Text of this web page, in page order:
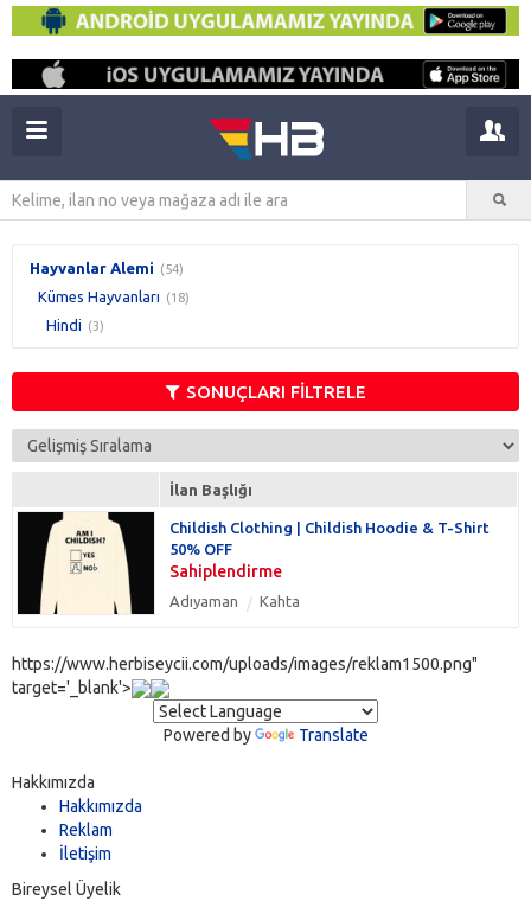
Hayvanlar Alemi (54)
Kümes Hayvanları (18)
Hindi (3)
SONUÇLARI FİLTRELE
İlan Başlığı
Childish Clothing | Childish Hoodie & T-Shirt
50% OFF
Sahiplendirme
Adıyaman Kahta
https://www.herbiseycii.com/uploads/images/reklam1500.png"
target='_blank'>
Powered by Translate
Hakkımızda
Hakkımızda
Reklam
İletişim
Bireysel Üyelik